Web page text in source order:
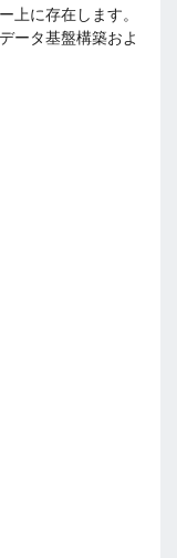
上に存在します。
ータ基盤構築およ